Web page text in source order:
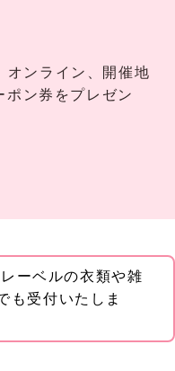
ンライン、開催地
ン券をプレゼン
ーベルの衣類や雑
受付いたしま